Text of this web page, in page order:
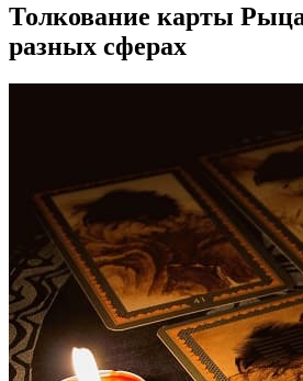
Толкование карты
разных сферах